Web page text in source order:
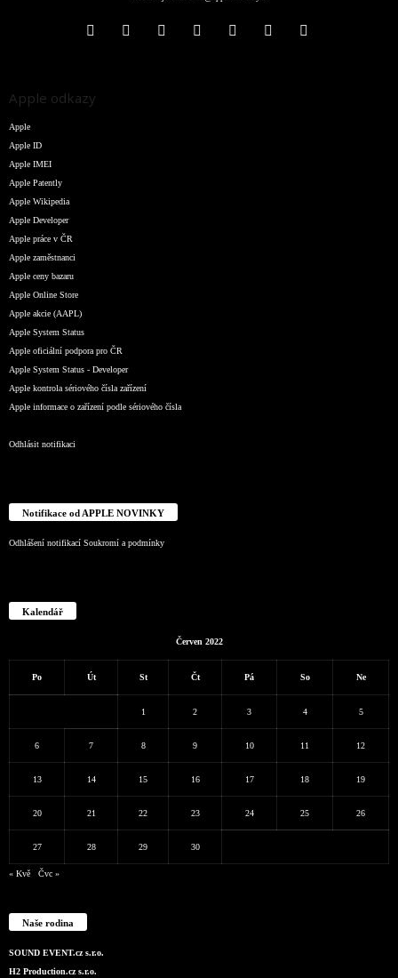
Apple odkazy
Apple
Apple ID
Apple IMEI
Apple Patently
Apple Wikipedia
Apple Developer
Apple práce v ČR
Apple zaměstnanci
Apple ceny bazaru
Apple Online Store
Apple akcie (AAPL)
Apple System Status
Apple oficiální podpora pro ČR
Apple System Status - Developer
Apple kontrola sériového čísla zařízení
Apple informace o zařízení podle sériového čísla
Odhlásit notifikaci
Notifikace od APPLE NOVINKY
Odhlášení notifikací Soukromí a podmínky
Kalendář
Červen 2022
Po Út St Čt Pá So Ne
1 2 3 4 5
6 7 8 9 10 11 12
13 14 15 16 17 18 19
20 21 22 23 24 25 26
27 28 29 30
« Kvě Čvc »
Naše rodina
SOUND EVENT.cz s.r.o.
H2 Production.cz s.r.o.